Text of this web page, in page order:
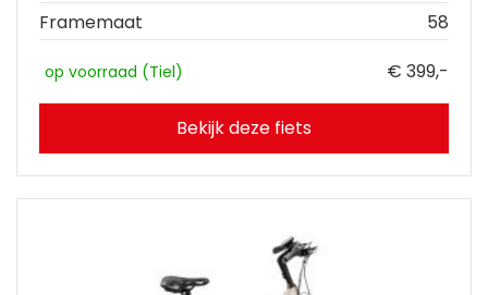
Framemaat
58
op voorraad (Tiel) € 399,-
Bekijk deze fiets